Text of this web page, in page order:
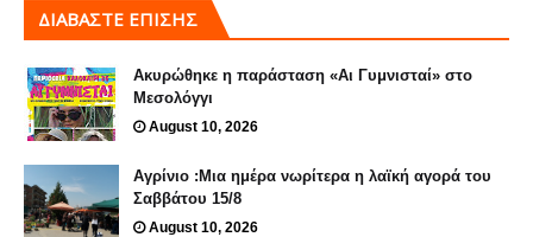
ΔΙΑΒΑΣΤΕ ΕΠΙΣΗΣ
Ακυρώθηκε η παράσταση «Αι Γυμνισταί» στο
Μεσολόγγι
August 10, 2026
Αγρίνιο :Μια ημέρα νωρίτερα η λαϊκή αγορά του
Σαββάτου 15/8
August 10, 2026